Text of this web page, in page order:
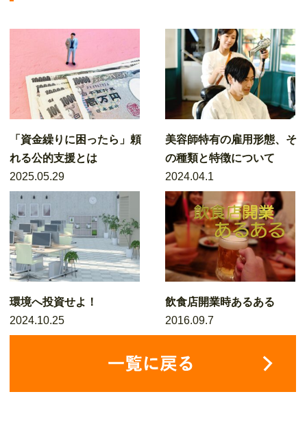
「資金繰りに困ったら」頼
れる公的支援とは
2025.05.29
美容師特有の雇用形態、そ
の種類と特徴について
2024.04.1
環境へ投資せよ！
2024.10.25
飲食店開業時あるある
2016.09.7